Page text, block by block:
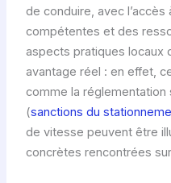
de conduire, avec
compétentes et des
aspects pratiques locaux
avantage réel : en effet,
comme la réglementation
(sanctions du
de vitesse peuvent être
concrètes rencontrées